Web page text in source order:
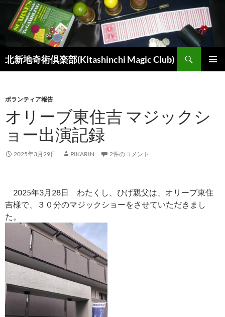
へ
ッ
プ
北新地奇術倶楽部(Kitashinchi Magic Club)
検
索
ボランティア報告
オリーブ東住吉 マジックシ
ョー出演記録
2025年3月29日 PIKARIN 2件のコメント
2025年3月28日 わたくし、ひげ親父は、オリーブ東住
吉様で、３０分のマジックショーをさせていただきまし
た。